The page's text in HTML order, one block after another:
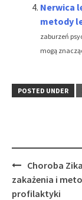
Nerwica
metody
zaburzeń
mogą
POSTED UNDER
Post
navigation
Choroba
zakażenia i
profilaktyki